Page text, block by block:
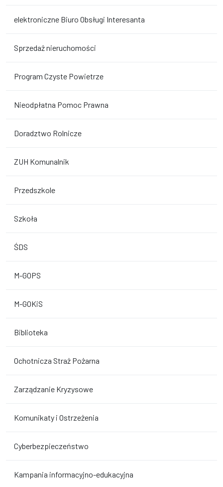
elektroniczne Biuro Obsługi Interesanta
Sprzedaż nieruchomości
Program Czyste Powietrze
Nieodpłatna Pomoc Prawna
Doradztwo Rolnicze
ZUH Komunalnik
Przedszkole
Szkoła
ŚDS
M-GOPS
M-GOKiS
Biblioteka
Ochotnicza Straż Pożarna
Zarządzanie Kryzysowe
Komunikaty i Ostrzeżenia
Cyberbezpieczeństwo
Kampania informacyjno-edukacyjna